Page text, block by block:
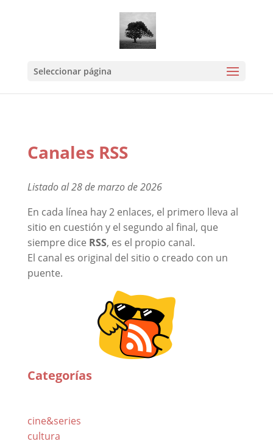
Seleccionar página
Canales RSS
Listado al 28 de marzo de 2026
En cada línea hay 2 enlaces, el primero lleva al
sitio en cuestión y el segundo al final, que
siempre dice RSS, es el propio canal.
El canal es original del sitio o creado con un
puente.
Categorías
cine&series
cultura